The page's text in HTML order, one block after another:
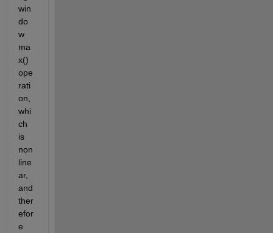
win
do
w
ma
x()
ope
rati
on,
whi
ch
is
non
line
ar,
and
ther
efor
e